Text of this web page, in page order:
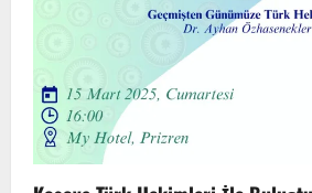
TÜRKTIP Kosova